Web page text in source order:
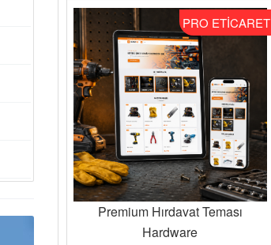
PRO ETİCARET
Premium Hırdavat Teması
Hardware